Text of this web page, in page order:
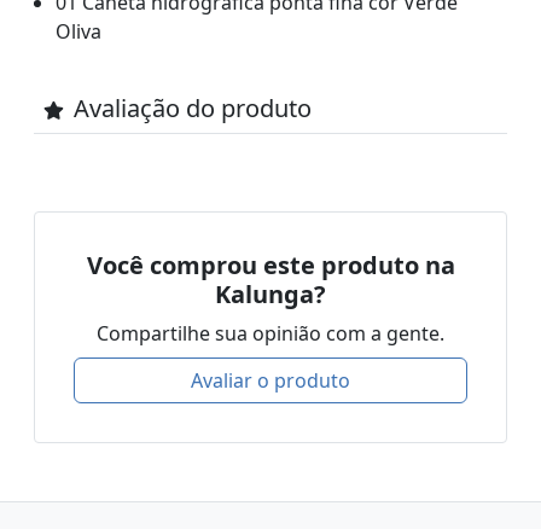
Oliva
Avaliação do produto
Você comprou este produto na
Kalunga?
Compartilhe sua opinião com a gente.
Avaliar o produto